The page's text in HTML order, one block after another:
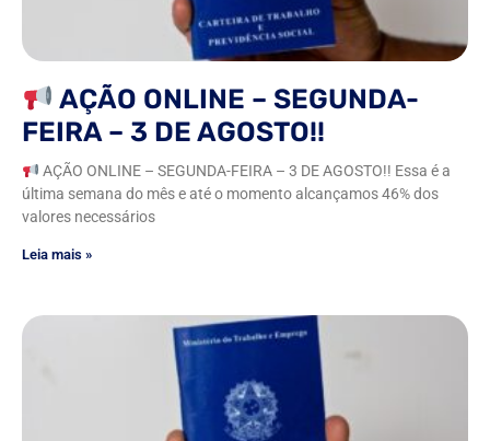
AÇÃO ONLINE – SEGUNDA-
FEIRA – 3 DE AGOSTO!!
AÇÃO ONLINE – SEGUNDA-FEIRA – 3 DE AGOSTO!! Essa é a
última semana do mês e até o momento alcançamos 46% dos
valores necessários
Leia mais »